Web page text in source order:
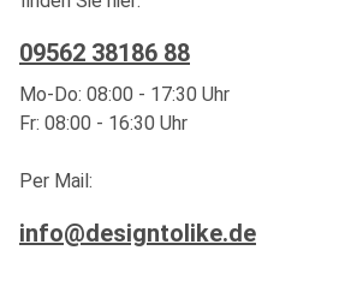
09562 38186 88
Mo-Do: 08:00 - 17:30 Uhr
Fr: 08:00 - 16:30 Uhr
Per Mail:
info@designtolike.de